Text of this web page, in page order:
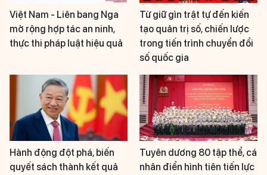
Việt Nam - Liên bang Nga
mở rộng hợp tác an ninh,
thực thi pháp luật hiệu quả
Từ giữ gìn trật tự đến kiến
tạo quản trị số, chiến lược
trong tiến trình chuyển đổi
số quốc gia
Hành động đột phá, biến
quyết sách thành kết quả
Tuyên dương 80 tập thể, cá
nhân điển hình tiên tiến lực